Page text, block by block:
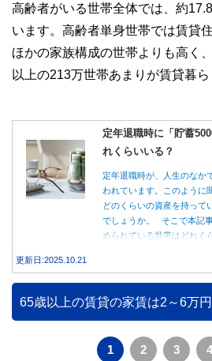
高齢者がいる世帯全体では、約
います。高齢者単身世帯では賃貸
ほかの家族構成の世帯よりも高く
以上の213万世帯あまりが賃貸暮ら
定年退職時に「貯蓄
れくらいいる？
定年退職時が、人生のなか
われています。このように
どのくらいの資産を持って
でしょうか。 そこで本記
められている世帯はどれく
更新日:2025.10.21
65歳以上の賃貸の家賃は2～6万
1 2 3 4